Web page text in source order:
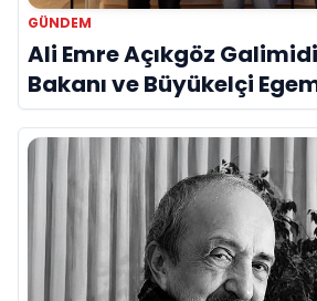
GÜNDEM
Ali Emre Açıkgöz
Bakanı ve Büyükelçi
Bir Araya Geldi